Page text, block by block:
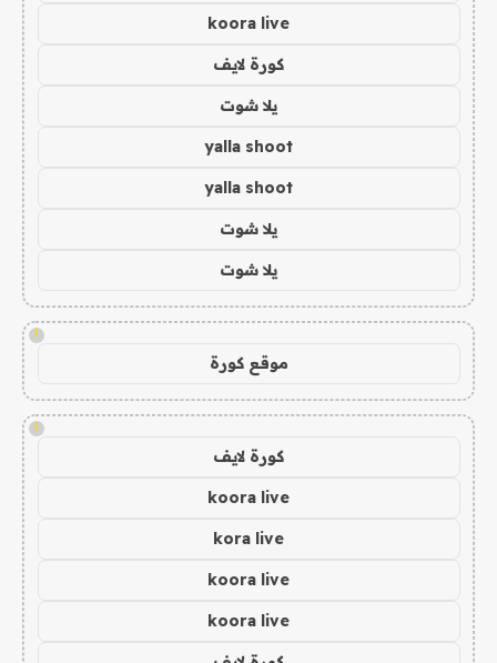
koora live
كورة لايف
يلا شوت
yalla shoot
yalla shoot
يلا شوت
يلا شوت
!
موقع كورة
!
كورة لايف
koora live
kora live
koora live
koora live